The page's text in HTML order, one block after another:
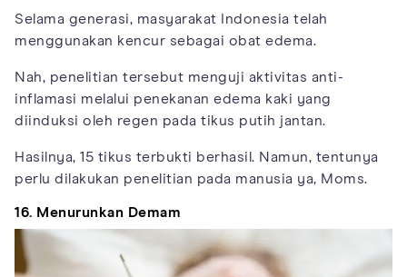
Selama generasi, masyarakat Indonesia telah
menggunakan kencur sebagai obat edema.
Nah, penelitian tersebut menguji aktivitas anti-
inflamasi melalui penekanan edema kaki yang
diinduksi oleh regen pada tikus putih jantan.
Hasilnya, 15 tikus terbukti berhasil. Namun, tentunya
perlu dilakukan penelitian pada manusia ya, Moms.
16. Menurunkan Demam